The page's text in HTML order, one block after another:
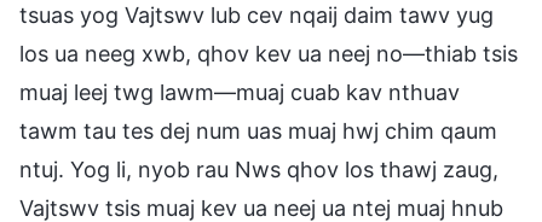
tsuas yog Vajtswv lub cev nqaij daim tawv yug
los ua neeg xwb, qhov kev ua neej no—thiab tsis
muaj leej twg lawm—muaj cuab kav nthuav
tawm tau tes dej num uas muaj hwj chim qaum
ntuj. Yog li, nyob rau Nws qhov los thawj zaug,
Vajtswv tsis muaj kev ua neej ua ntej muaj hnub